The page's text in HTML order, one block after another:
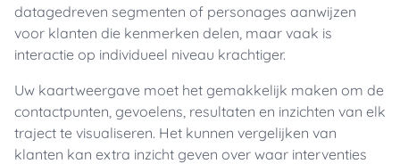
datagedreven segmenten of personages aanwijzen
voor klanten die kenmerken delen, maar vaak is
interactie op individueel niveau krachtiger.
Uw kaartweergave moet het gemakkelijk maken om de
contactpunten, gevoelens, resultaten en inzichten van elk
traject te visualiseren. Het kunnen vergelijken van
klanten kan extra inzicht geven over waar interventies